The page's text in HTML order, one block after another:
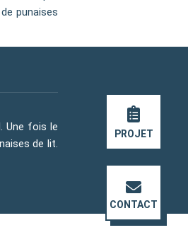
PROJET
CONTACT
punaises
Une fois le
de lit.